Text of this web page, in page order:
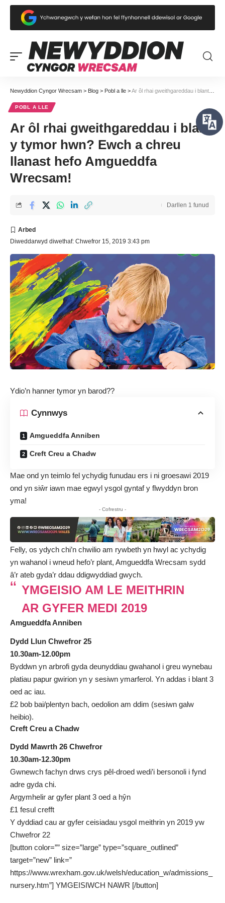
Newyddion Cyngor Wrecsam > Blog > Pobl a lle >Ar ôl rhai gweithgareddau i blant y tymor hwn? Ewch a chreu llanast hefo Amgueddfa Wrecsam!
POBL A LLE
Ar ôl rhai gweithgareddau i blant
y tymor hwn? Ewch a chreu
llanast hefo Amgueddfa
Wrecsam!
Diweddarwyd diwethaf: Chwefror 15, 2019 3:43 pm
Darllen 1 funud
Ydio’n hanner tymor yn barod??
Cynnwys
Amgueddfa Anniben
Creft Creu a Chadw
Mae ond yn teimlo fel ychydig funudau ers i ni groesawi 2019
ond yn siŵr iawn mae egwyl ysgol gyntaf y flwyddyn bron
yma!
- Cofrestru -
Felly, os ydych chi’n chwilio am rywbeth yn hwyl ac ychydig
yn wahanol i wneud hefo’r plant, Amgueddfa Wrecsam sydd
â’r ateb gyda’r ddau ddigwyddiad gwych.
YMGEISIO AM LE MEITHRIN
AR GYFER MEDI 2019
Amgueddfa Anniben
Dydd Llun Chwefror 25
10.30am-12.00pm
Byddwn yn arbrofi gyda deunyddiau gwahanol i greu wynebau
platiau papur gwirion yn y sesiwn ymarferol. Yn addas i blant 3
oed ac iau.
£2 bob bai/plentyn bach, oedolion am ddim (sesiwn galw
heibio).
Creft Creu a Chadw
Dydd Mawrth 26 Chwefror
10.30am-12.30pm
Gwnewch fachyn drws crys pêl-droed wedi’i bersonoli i fynd
adre gyda chi.
Argymhelir ar gyfer plant 3 oed a hŷn
£1 fesul crefft
Y dyddiad cau ar gyfer ceisiadau ysgol meithrin yn 2019 yw
Chwefror 22
[button color=”” size=”large” type=”square_outlined”
target=”new” link=”
https://www.wrexham.gov.uk/welsh/education_w/admissions_
nursery.htm”] YMGEISIWCH NAWR [/button]